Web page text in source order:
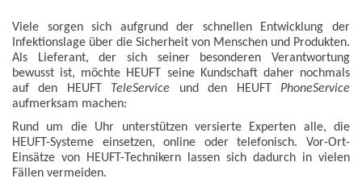
Viele sorgen sich aufgrund der schnellen Entwicklung der
Infektionslage über die Sicherheit von Menschen und Produkten.
Als Lieferant, der sich seiner besonderen Verantwortung
bewusst ist, möchte HEUFT seine Kundschaft daher nochmals
auf den HEUFT
TeleService und den HEUFT PhoneService
aufmerksam machen:
Rund um die Uhr unterstützen versierte Experten alle, die
HEUFT-Systeme einsetzen, online oder telefonisch. Vor-Ort-
Einsätze von HEUFT-Technikern lassen sich dadurch in vielen
Fällen vermeiden.